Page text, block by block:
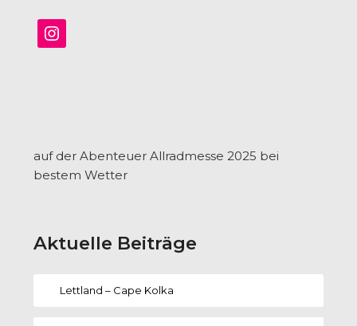
Instagram
auf der Abenteuer Allradmesse 2025 bei
bestem Wetter
Aktuelle Beiträge
Lettland – Cape Kolka